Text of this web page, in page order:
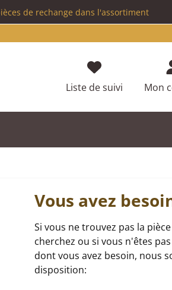
de rechange dans l'assortiment
Liste de suivi VousMon
Vous avez
Si vous ne trouvez pas la
cherchez ou si vous n'êtes
dont vous avez besoin, nous
disposition: